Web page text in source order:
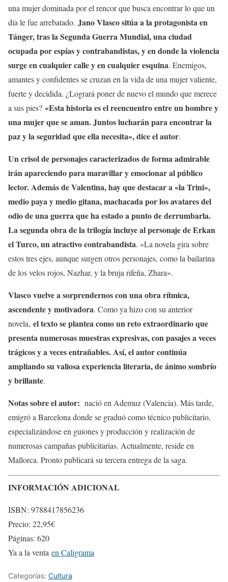
una mujer dominada por el rencor que busca encontrar lo que un
día le fue arrebatado. Jano Vlasco sitúa a la protagonista en
Tánger, tras la Segunda Guerra Mundial, una ciudad
ocupada por espías y contrabandistas, y en donde la violencia
surge en cualquier calle y en cualquier esquina. Enemigos,
amantes y confidentes se cruzan en la vida de una mujer valiente,
fuerte y decidida. ¿Logrará poner de nuevo el mundo que merece
a sus pies? «Esta historia es el reencuentro entre un hombre y
una mujer que se aman. Juntos lucharán para encontrar la
paz y la seguridad que ella necesita», dice el autor.
Un crisol de personajes caracterizados de forma admirable
irán apareciendo para maravillar y emocionar al público
lector. Además de Valentina, hay que destacar a «la Trini»,
medio paya y medio gitana, machacada por los avatares del
odio de una guerra que ha estado a punto de derrumbarla.
La segunda obra de la trilogía incluye al personaje de Erkan
el Turco, un atractivo contrabandista. «La novela gira sobre
estos tres ejes, aunque surgen otros personajes, como la bailarina
de los velos rojos, Nazhar, y la bruja rifeña, Zhara».
Vlasco vuelve a sorprendernos con una obra rítmica,
ascendente y motivadora. Como ya hizo con su anterior
novela, el texto se plantea como un reto extraordinario que
presenta numerosas muestras expresivas, con pasajes a veces
trágicos y a veces entrañables. Así, el autor continúa
ampliando su valiosa experiencia literaria, de ánimo sombrío
y brillante.
Notas sobre el autor: nació en Ademuz (Valencia). Más tarde,
emigró a Barcelona donde se graduó como técnico publicitario,
especializándose en guiones y producción y realización de
numerosas campañas publicitarias. Actualmente, reside en
Mallorca. Pronto publicará su tercera entrega de la saga.
INFORMACIÓN ADICIONAL
ISBN: 9788417856236
Precio: 22,95€
Páginas: 620
Ya a la venta en Caligrama
Categorías: Cultura